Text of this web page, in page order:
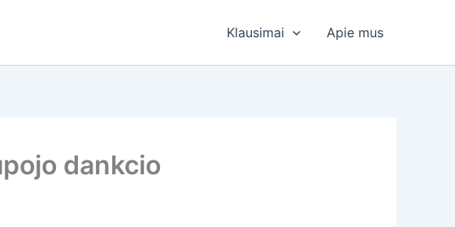
Klausimai Apie mus
dankcio